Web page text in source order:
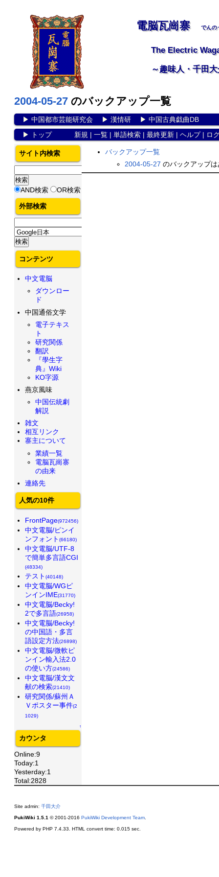
電脳瓦崗寨 でんの
The Electric
～趣味人・千田
2004-05-27 のバックアップ一覧
▶ 中国都市芸能研究会▶ 漢情研▶ 中国古典戯曲DB
▶
トップ 新規 | 一覧| 単語検索| 最終更新| ヘルプ| ロ
バックアップ一覧
2004-05-27 のバックアップ
サイト内検索
AND検索 OR検索
外部検索
コンテンツ
中文電脳
ダウンロー
ド
中国通俗文学
電子テキス
ト
研究関係
翻訳
『學生字
典』Wiki
KO字源
燕京風味
中国伝統劇
解説
雑文
相互リンク
寨主について
業績一覧
電脳瓦崗寨
の由来
連絡先
人気の10件
FrontPage(972456)
中文電脳/ピンイ
ンフォント (66180)
中文電脳/UTF-8
で簡単多言語CGI
(48334)
テスト (40148)
中文電脳/WGピ
ンインIME(31770)
中文電脳/Becky!
2で多言語(26958)
中文電脳/Becky!
の中国語・多言
語設定方法(26898)
中文電脳/微軟ピ
ンイン輸入法2.0
の使い方(24586)
中文電脳/漢文文
献の検索(21410)
研究関係/蘇州Ａ
Ｖポスター事件(2
1029)
↑
カウンタ
Online:9
Today:1
Yesterday:1
Total:2828
Site admin: 千田大介
PukiWiki 1.5.1 © 2001-2016 PukiWiki Development Team.
Powered by PHP 7.4.33. HTML convert time: 0.015 sec.